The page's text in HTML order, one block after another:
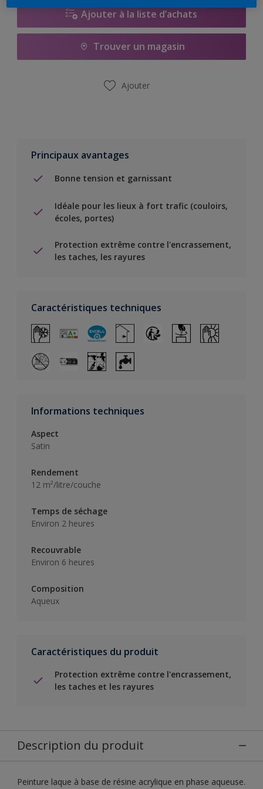
Ajouter à la liste d’achats
Trouver un magasin
Ajouter
Principaux avantages
Bonne tension et garnissant
Idéale pour les lieux à fort trafic (couloirs,
écoles, portes)
Protection extrême contre l'encrassement,
les taches, les rayures
Caractéristiques techniques
Informations techniques
Aspect
Satin
Rendement
12 m²/litre/couche
Temps de séchage
Environ 2 heures
Recouvrable
Environ 6 heures
Composition
Aqueux
Caractéristiques du produit
Protection extrême contre l'encrassement,
les taches et les rayures
Description du produit
Peinture laque à base de résine acrylique en phase aqueuse.